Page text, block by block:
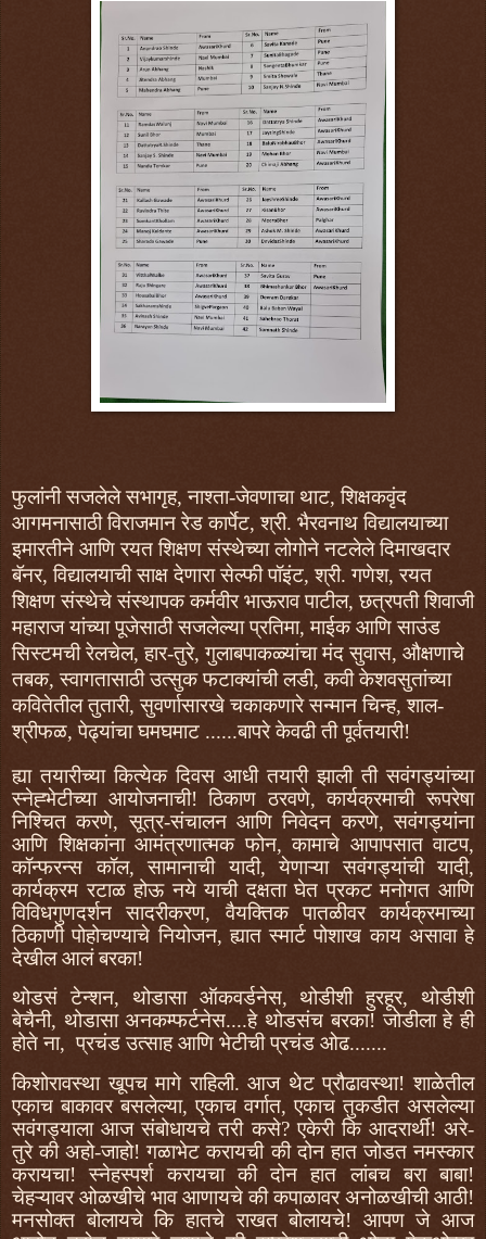
फुलांनी सजलेले सभागृह, नाश्ता-जेवणाचा थाट, शिक्षकवृंद
आगमनासाठी विराजमान रेड कार्पेट, श्री. भैरवनाथ विद्यालयाच्या
इमारतीने आणि रयत शिक्षण संस्थेच्या लोगोने नटलेले दिमाखदार
बॅनर, विद्यालयाची साक्ष देणारा सेल्फी पॉइंट, श्री. गणेश, रयत
शिक्षण संस्थेचे संस्थापक कर्मवीर भाऊराव पाटील, छत्रपती शिवाजी
महाराज यांच्या पूजेसाठी सजलेल्या प्रतिमा, माईक आणि साउंड
सिस्टमची रेलचेल, हार-तुरे, गुलाबपाकळ्यांचा मंद सुवास, औक्षणाचे
तबक, स्वागतासाठी उत्सुक फटाक्यांची लडी, कवी केशवसुतांच्या
कवितेतील तुतारी, सुवर्णासारखे चकाकणारे सन्मान चिन्ह, शाल-
श्रीफळ, पेढ्यांचा घमघमाट ......बापरे केवढी ती पूर्वतयारी!
ह्या तयारीच्या कित्येक दिवस आधी तयारी झाली ती सवंगड्यांच्या
स्नेह्भेटीच्या आयोजनाची! ठिकाण ठरवणे, कार्यक्रमाची रूपरेषा
निश्चित करणे, सूत्र-संचालन आणि निवेदन करणे, सवंगड्यांना
आणि शिक्षकांना आमंत्रणात्मक फोन, कामाचे आपापसात वाटप,
कॉन्फरन्स कॉल, सामानाची यादी, येणाऱ्या सवंगड्यांची यादी,
कार्यक्रम रटाळ होऊ नये याची दक्षता घेत प्रकट मनोगत आणि
विविधगुणदर्शन सादरीकरण, वैयक्तिक पातळीवर कार्यक्रमाच्या
ठिकाणी पोहोचण्याचे नियोजन, ह्यात स्मार्ट पोशाख काय असावा हे
देखील आलं बरका!
थोडसं टेन्शन, थोडासा ऑकवर्डनेस, थोडीशी हुरहूर, थोडीशी
बेचैनी, थोडासा अनकम्फर्टनेस....हे थोडसंच बरका! जोडीला हे ही
होते ना, प्रचंड उत्साह आणि भेटीची प्रचंड ओढ.......
किशोरावस्था खूपच मागे राहिली. आज थेट प्रौढावस्था! शाळेतील
एकाच बाकावर बसलेल्या, एकाच वर्गात, एकाच तुकडीत असलेल्या
सवंगड्याला आज संबोधायचे तरी कसे? एकेरी कि आदरार्थी! अरे-
तुरे की अहो-जाहो! गळाभेट करायची की दोन हात जोडत नमस्कार
करायचा! स्नेहस्पर्श करायचा की दोन हात लांबच बरा बाबा!
चेहऱ्यावर ओळखीचे भाव आणायचे की कपाळावर अनोळखीची आठी!
मनसोक्त बोलायचे कि हातचे राखत बोलायचे! आपण जे आज